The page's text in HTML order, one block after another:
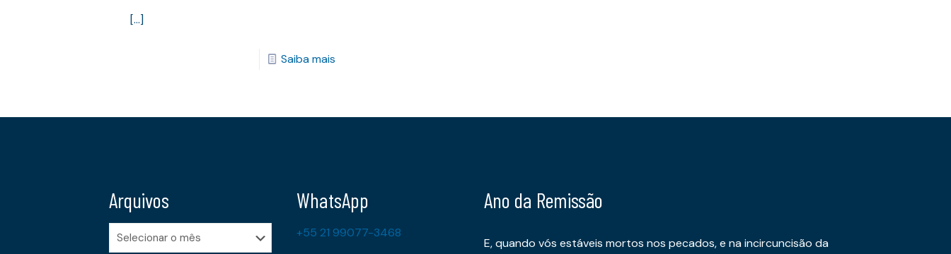
[…]
Saiba mais
Arquivos
Arquivos
WhatsApp
+55 21 99077-3468
Ano da Remissão
E, quando vós estáveis mortos nos pecados, e na incircuncisão da